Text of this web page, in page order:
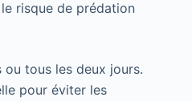
risque de prédation
ou tous les deux jours.
pour éviter les